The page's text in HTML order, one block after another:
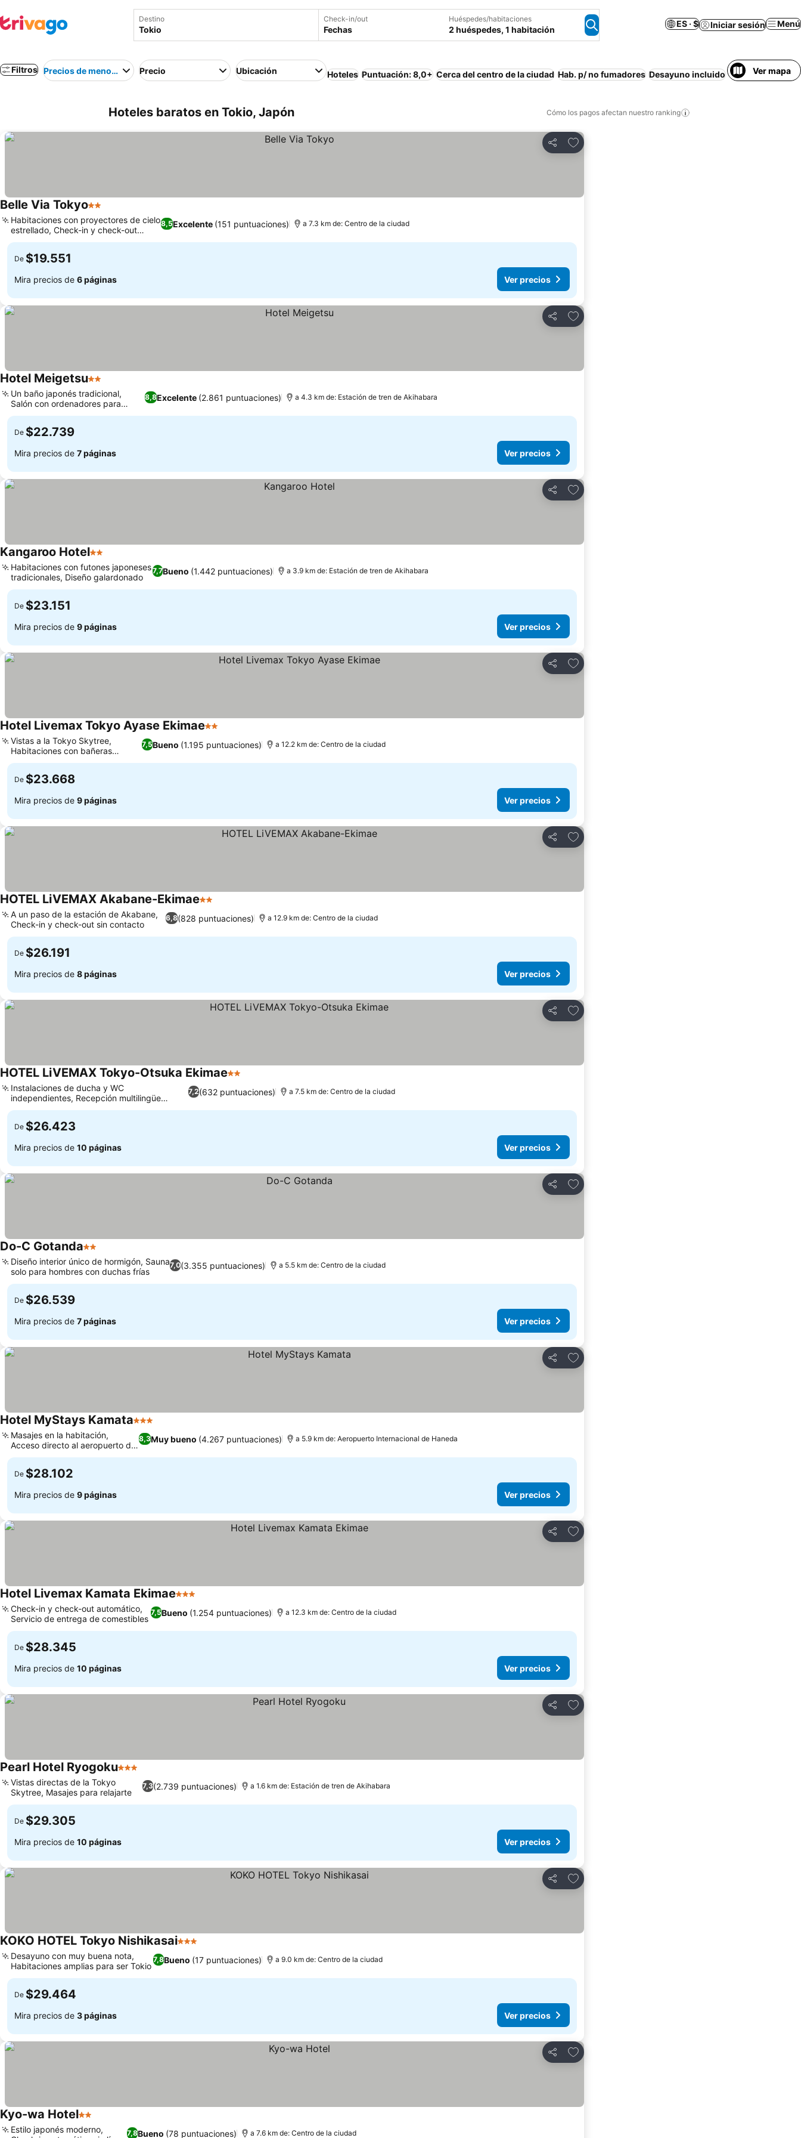
Destino Check-in/out
Fechas
Huéspedes/habitaciones
2 huéspedes, 1 habitación
ES · $ Iniciar sesión Menú
Filtros Precios de menor a mayorPrecio Ubicación Hoteles Puntuación: 8,0+ Cerca del centro de la ciudad Hab. p/ no fumadores Desayuno incluido Wifi Ver mapa
Hoteles baratos en Tokio, Japón Cómo los pagos afectan nuestro ranking
Compartir
Agregar a favoritos
Belle Via Tokyo2 Estrellas
8,5Excelente (151 puntuaciones)
Habitaciones con proyectores de cielo
estrellado, Check-in y check-out
exprés
a 7.3 km de: Centro de la ciudad
De $19.551
Mira precios de 6 páginas Ver precios
Compartir
Agregar a favoritos
Hotel Meigetsu2 Estrellas
8,8Excelente (2.861 puntuaciones)
Un baño japonés tradicional,
Salón con ordenadores para
huéspedes
a 4.3 km de: Estación de tren de Akihabara
De $22.739
Mira precios de 7 páginas Ver precios
Compartir
Agregar a favoritos
Kangaroo Hotel2 Estrellas
7,7Bueno (1.442 puntuaciones)
Habitaciones con futones japoneses
tradicionales, Diseño galardonado
a 3.9 km de: Estación de tren de Akihabara
De $23.151
Mira precios de 9 páginas Ver precios
Compartir
Agregar a favoritos
Hotel Livemax Tokyo Ayase Ekimae2 Estrellas
7,5Bueno (1.195 puntuaciones)
Vistas a la Tokyo Skytree,
Habitaciones con bañeras
profundas
a 12.2 km de: Centro de la ciudad
De $23.668
Mira precios de 9 páginas Ver precios
Compartir
Agregar a favoritos
HOTEL LiVEMAX Akabane-Ekimae2 Estrellas
6,8(828 puntuaciones)
A un paso de la estación de Akabane,
Check-in y check-out sin contacto
a 12.9 km de: Centro de la ciudad
De $26.191
Mira precios de 8 páginas Ver precios
Compartir
Agregar a favoritos
HOTEL LiVEMAX Tokyo-Otsuka Ekimae2 Estrellas
7,2(632 puntuaciones)
Instalaciones de ducha y WC
independientes, Recepción multilingüe
abierta las 24 horas
a 7.5 km de: Centro de la ciudad
De $26.423
Mira precios de 10 páginas Ver precios
Compartir
Agregar a favoritos
Do-C Gotanda2 Estrellas
7,0(3.355 puntuaciones)
Diseño interior único de hormigón, Sauna
solo para hombres con duchas frías
a 5.5 km de: Centro de la ciudad
De $26.539
Mira precios de 7 páginas Ver precios
Compartir
Agregar a favoritos
Hotel MyStays Kamata3 Estrellas
8,3Muy bueno (4.267 puntuaciones)
Masajes en la habitación,
Acceso directo al aeropuerto de
Haneda
a 5.9 km de: Aeropuerto Internacional de Haneda
De $28.102
Mira precios de 9 páginas Ver precios
Compartir
Agregar a favoritos
Hotel Livemax Kamata Ekimae3 Estrellas
7,5Bueno (1.254 puntuaciones)
Check-in y check-out automático,
Servicio de entrega de comestibles
a 12.3 km de: Centro de la ciudad
De $28.345
Mira precios de 10 páginas Ver precios
Compartir
Agregar a favoritos
Pearl Hotel Ryogoku3 Estrellas
7,3(2.739 puntuaciones)
Vistas directas de la Tokyo
Skytree, Masajes para relajarte
a 1.6 km de: Estación de tren de Akihabara
De $29.305
Mira precios de 10 páginas Ver precios
Compartir
Agregar a favoritos
KOKO HOTEL Tokyo Nishikasai3 Estrellas
7,8Bueno (17 puntuaciones)
Desayuno con muy buena nota,
Habitaciones amplias para ser Tokio
a 9.0 km de: Centro de la ciudad
De $29.464
Mira precios de 3 páginas Ver precios
Compartir
Agregar a favoritos
Kyo-wa Hotel2 Estrellas
7,8Bueno (78 puntuaciones)
Estilo japonés moderno,
a 7.6 km de: Centro de la ciudad